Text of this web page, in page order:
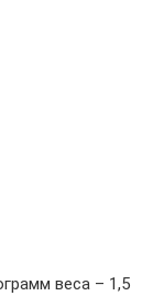
веса – 1,5